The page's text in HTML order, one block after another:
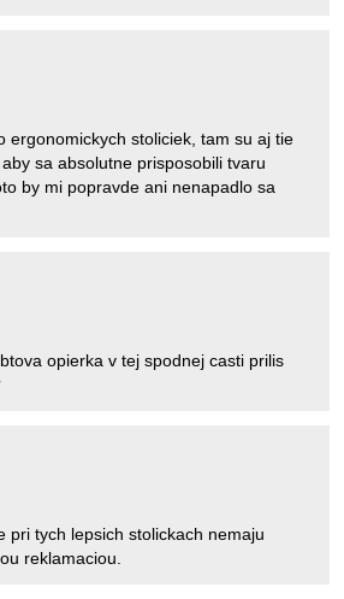
ergonomickych stoliciek, tam su aj tie
sa absolutne prisposobili tvaru
by mi popravde ani nenapadlo sa
opierka v tej spodnej casti prilis
pri tych lepsich stolickach nemaju
reklamaciou.